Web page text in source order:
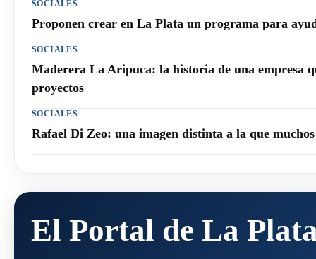
SOCIALES
Proponen crear en La Plata un programa para
SOCIALES
Maderera La Aripuca: la historia de una empresa
proyectos
SOCIALES
Rafael Di Zeo: una imagen distinta a la que
El Portal de La